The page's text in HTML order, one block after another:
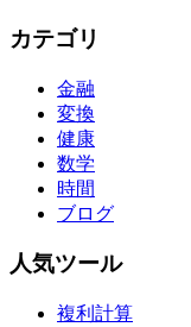
カテゴリ
金融
変換
健康
数学
時間
ブログ
人気ツール
複利計算